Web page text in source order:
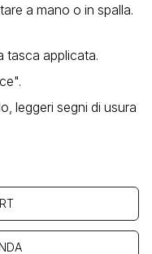
a mano o in spalla.
tasca applicata.
leggeri segni di usura